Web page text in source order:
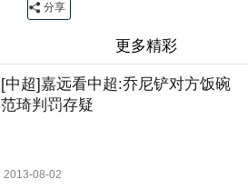
分享
更多精彩
[中超]嘉远看中超:乔尼铲对方饭碗
范琦判罚存疑
2013-08-02